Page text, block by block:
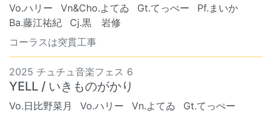
Vo.ハリー Vn&Cho.よてゐ Gt.てっぺー
Pf.まいか
Ba.藤江祐紀
Cj.黒 岩修
コーラスは突貫工事
2025 チュチュ音楽フェス 6
YELL / いきものがかり
Vo.日比野菜月 Vo.ハリー Vn.よてゐ
Gt.てっぺー